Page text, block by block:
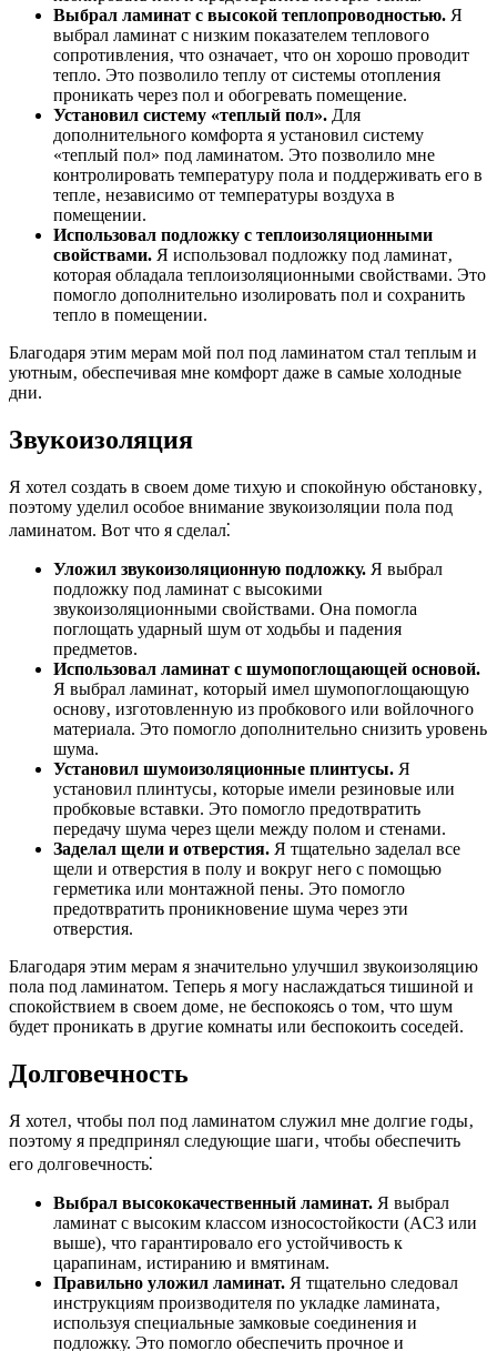
Выбрал ламинат с высокой теплопроводностью. Я
выбрал ламинат с низким показателем теплового
сопротивления‚ что означает‚ что он хорошо проводит
тепло. Это позволило теплу от системы отопления
проникать через пол и обогревать помещение.
Установил систему «теплый пол». Для
дополнительного комфорта я установил систему
«теплый пол» под ламинатом. Это позволило мне
контролировать температуру пола и поддерживать его в
тепле‚ независимо от температуры воздуха в
помещении.
Использовал подложку с теплоизоляционными
свойствами. Я использовал подложку под ламинат‚
которая обладала теплоизоляционными свойствами. Это
помогло дополнительно изолировать пол и сохранить
тепло в помещении.
Благодаря этим мерам мой пол под ламинатом стал теплым и
уютным‚ обеспечивая мне комфорт даже в самые холодные
дни.
Звукоизоляция
Я хотел создать в своем доме тихую и спокойную обстановку‚
поэтому уделил особое внимание звукоизоляции пола под
ламинатом. Вот что я сделал⁚
Уложил звукоизоляционную подложку. Я выбрал
подложку под ламинат с высокими
звукоизоляционными свойствами. Она помогла
поглощать ударный шум от ходьбы и падения
предметов.
Использовал ламинат с шумопоглощающей основой.
Я выбрал ламинат‚ который имел шумопоглощающую
основу‚ изготовленную из пробкового или войлочного
материала. Это помогло дополнительно снизить уровень
шума.
Установил шумоизоляционные плинтусы. Я
установил плинтусы‚ которые имели резиновые или
пробковые вставки. Это помогло предотвратить
передачу шума через щели между полом и стенами.
Заделал щели и отверстия. Я тщательно заделал все
щели и отверстия в полу и вокруг него с помощью
герметика или монтажной пены. Это помогло
предотвратить проникновение шума через эти
отверстия.
Благодаря этим мерам я значительно улучшил звукоизоляцию
пола под ламинатом. Теперь я могу наслаждаться тишиной и
спокойствием в своем доме‚ не беспокоясь о том‚ что шум
будет проникать в другие комнаты или беспокоить соседей.
Долговечность
Я хотел‚ чтобы пол под ламинатом служил мне долгие годы‚
поэтому я предпринял следующие шаги‚ чтобы обеспечить
его долговечность⁚
Выбрал высококачественный ламинат. Я выбрал
ламинат с высоким классом износостойкости (AC3 или
выше)‚ что гарантировало его устойчивость к
царапинам‚ истиранию и вмятинам.
Правильно уложил ламинат. Я тщательно следовал
инструкциям производителя по укладке ламината‚
используя специальные замковые соединения и
подложку. Это помогло обеспечить прочное и